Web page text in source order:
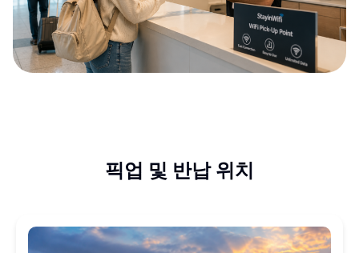
픽업 및 반납 위치